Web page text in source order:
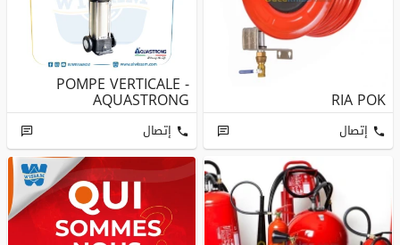
RIA POK
إتصال
POMPE VERTICALE -
AQUASTRONG
إتصال